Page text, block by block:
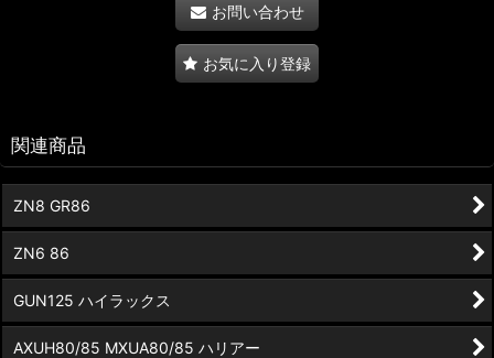
お問い合わせ
お気に入り登録
関連商品
ZN8 GR86
ZN6 86
GUN125 ハイラックス
AXUH80/85 MXUA80/85 ハリアー